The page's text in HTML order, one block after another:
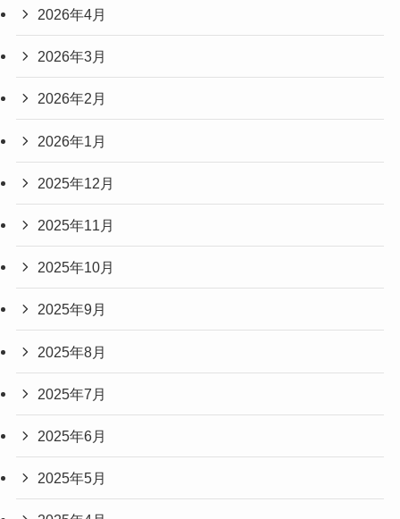
2026年4月
2026年3月
2026年2月
2026年1月
2025年12月
2025年11月
2025年10月
2025年9月
2025年8月
2025年7月
2025年6月
2025年5月